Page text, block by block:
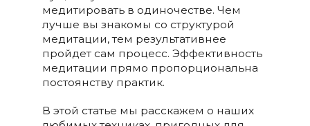
медитировать в одиночестве. Чем
лучше вы знакомы со структурой
медитации, тем результативнее
пройдет сам процесс. Эффективность
медитации прямо пропорциональна
постоянству практик.
В этой статье мы расскажем о наших